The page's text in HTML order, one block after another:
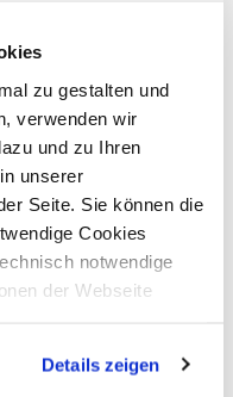
zu gestalten und
verwenden wir
und zu Ihren
unserer
Seite. Sie können die
Cookies
notwendige
der Webseite
Details zeigen
und anerkannten
und
und